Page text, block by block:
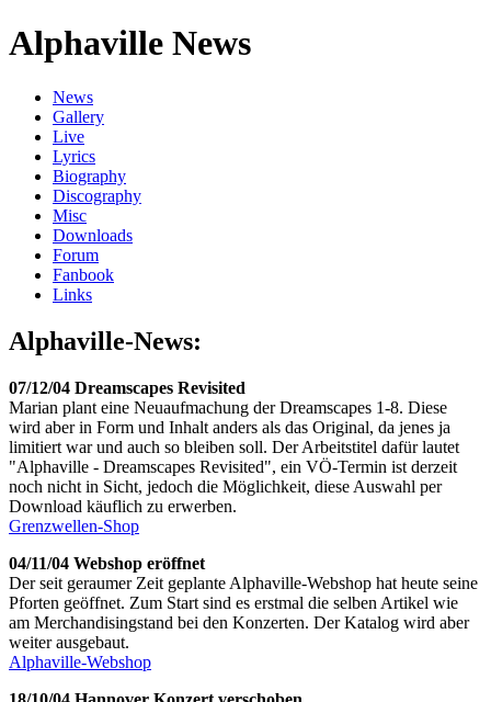
Alphaville News
News
Gallery
Live
Lyrics
Biography
Discography
Misc
Downloads
Forum
Fanbook
Links
Alphaville-News:
07/12/04 Dreamscapes Revisited
Marian plant eine Neuaufmachung der Dreamscapes 1-8. Diese
wird aber in Form und Inhalt anders als das Original, da jenes ja
limitiert war und auch so bleiben soll. Der Arbeitstitel dafür lautet
"Alphaville - Dreamscapes Revisited", ein VÖ-Termin ist derzeit
noch nicht in Sicht, jedoch die Möglichkeit, diese Auswahl per
Download käuflich zu erwerben.
Grenzwellen-Shop
04/11/04 Webshop eröffnet
Der seit geraumer Zeit geplante Alphaville-Webshop hat heute seine
Pforten geöffnet. Zum Start sind es erstmal die selben Artikel wie
am Merchandisingstand bei den Konzerten. Der Katalog wird aber
weiter ausgebaut.
Alphaville-Webshop